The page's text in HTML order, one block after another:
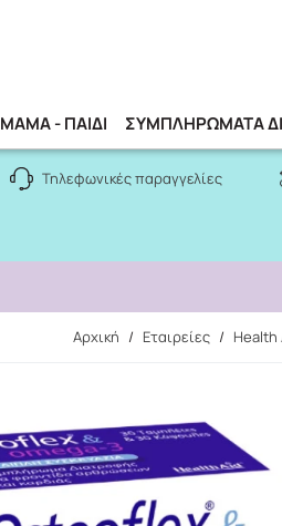
ΜΑΜΑ - ΠΑΙΔΙ ΣΥΜΠΛΗΡΩΜΑΤΑ
Τηλεφωνικές παραγγελίες
Αρχική / Εταιρείες / Health